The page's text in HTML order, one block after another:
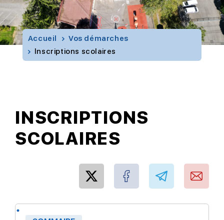
Accueil
Vos démarches
Inscriptions scolaires
INSCRIPTIONS
SCOLAIRES